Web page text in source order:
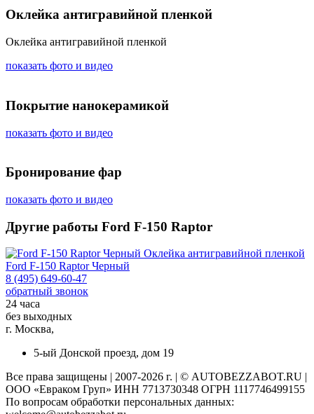
Оклейка антигравийной пленкой
Оклейка антигравийной пленкой
показать фото и видео
Покрытие нанокерамикой
показать фото и видео
Бронирование фар
показать фото и видео
Другие работы Ford F-150 Raptor
Оклейка антигравийной пленкой
Ford F-150 Raptor Черный
8 (495) 649-60-47
обратный звонок
24 часа
без выходных
г. Москва,
5-ый Донской проезд, дом 19
Все права защищены | 2007-2026 г. | © AUTOBEZZABOT.RU |
ООО «Евраком Груп» ИНН 7713730348 ОГРН 1117746499155
По вопросам обработки персональных данных: